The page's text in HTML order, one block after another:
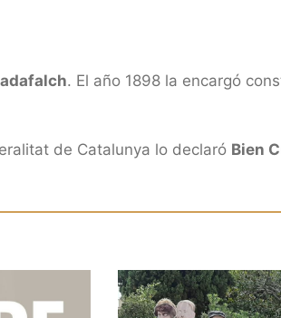
. El año 1898 la encargó
de Catalunya lo declaró Bien